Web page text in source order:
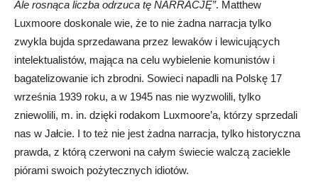
Ale rosnąca liczba odrzuca tę NARRACJĘ”. Matthew
Luxmoore doskonale wie, że to nie żadna narracja tylko
zwykla bujda sprzedawana przez lewaków i lewicujących
intelektualistów, mająca na celu wybielenie komunistów i
bagatelizowanie ich zbrodni. Sowieci napadli na Polskę 17
września 1939 roku, a w 1945 nas nie wyzwolili, tylko
zniewolili, m. in. dzięki rodakom Luxmoore’a, którzy sprzedali
nas w Jałcie. I to też nie jest żadna narracja, tylko historyczna
prawda, z którą czerwoni na całym świecie walczą zaciekle
piórami swoich pożytecznych idiotów.